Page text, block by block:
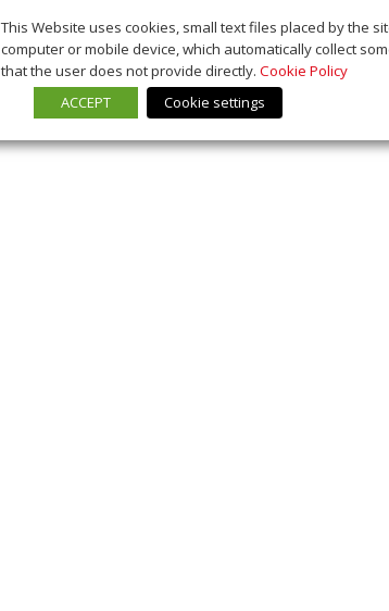
This Website uses cookies, small text files placed by the
computer or mobile device, which automatically collect
that the user does not provide directly. Cookie Policy
ACCEPT
Cookie settings